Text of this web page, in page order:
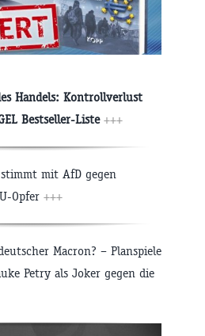
Handels: Kontrollverlust
Bestseller-Liste +++
mit AfD gegen
Opfer +++
Macron? – Planspiele
Petry als Joker gegen die